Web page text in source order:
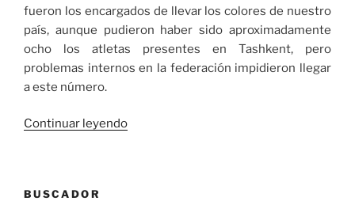
fueron los encargados de llevar los colores de nuestro
país, aunque pudieron haber sido aproximadamente
ocho los atletas presentes en Tashkent, pero
problemas internos en la federación impidieron llegar
a este número.
Continuar leyendo«Colombia
BUSCADOR